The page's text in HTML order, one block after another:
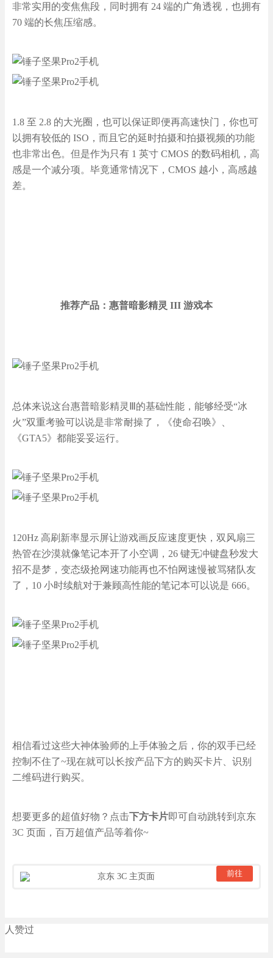
非常实用的变焦焦段，同时拥有 24 端的广角透视，也拥有
70 端的长焦压缩感。
1.8 至 2.8 的大光圈，也可以保证即便再高速快门，你也可
以拥有较低的 ISO，而且它的延时拍摄和拍摄视频的功能
也非常出色。但是作为只有 1 英寸 CMOS 的数码相机，高
感是一个减分项。毕竟通常情况下，CMOS 越小，高感越
差。
推荐产品：惠普暗影精灵 III 游戏本
总体来说这台惠普暗影精灵Ⅲ的基础性能，能够经受“冰
火”双重考验可以说是非常耐操了，《使命召唤》、
《GTA5》都能妥妥运行。
120Hz 高刷新率显示屏让游戏画反应速度更快，双风扇三
热管在沙漠就像笔记本开了小空调，26 键无冲键盘秒发大
招不是梦，变态级抢网速功能再也不怕网速慢被骂猪队友
了，10 小时续航对于兼顾高性能的笔记本可以说是 666。
相信看过这些大神体验师的上手体验之后，你的双手已经
控制不住了~现在就可以长按产品下方的购买卡片、识别
二维码进行购买。
想要更多的超值好物？点击下方卡片即可自动跳转到京东
3C 页面，百万超值产品等着你~
京东 3C 主页面 前往
人赞过